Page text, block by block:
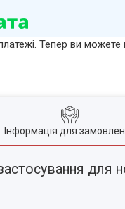
Тепер ви
Інформація для
для